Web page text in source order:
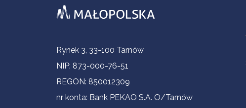
Contact Information
Rynek 3, 33-100 Tarnów
NIP: 873-000-76-51
REGON: 850012309
nr konta: Bank PEKAO S.A. O/Tarnów